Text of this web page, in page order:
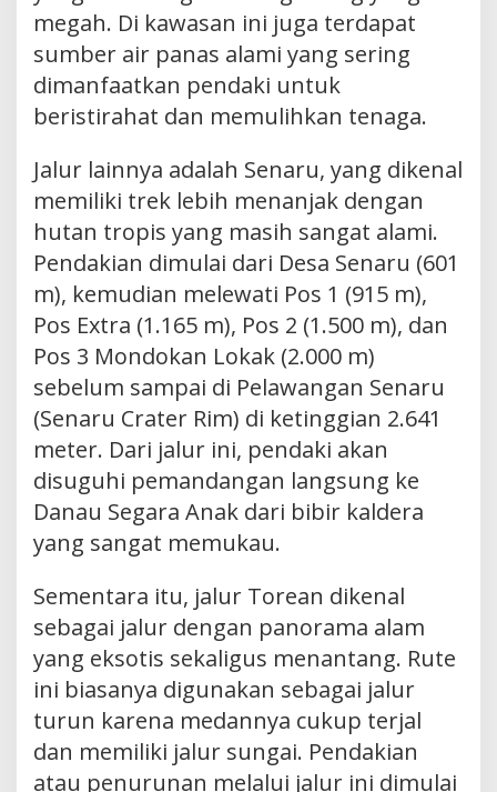
megah. Di kawasan ini juga terdapat
sumber air panas alami yang sering
dimanfaatkan pendaki untuk
beristirahat dan memulihkan tenaga.
Jalur lainnya adalah Senaru, yang dikenal
memiliki trek lebih menanjak dengan
hutan tropis yang masih sangat alami.
Pendakian dimulai dari Desa Senaru (601
m), kemudian melewati Pos 1 (915 m),
Pos Extra (1.165 m), Pos 2 (1.500 m), dan
Pos 3 Mondokan Lokak (2.000 m)
sebelum sampai di Pelawangan Senaru
(Senaru Crater Rim) di ketinggian 2.641
meter. Dari jalur ini, pendaki akan
disuguhi pemandangan langsung ke
Danau Segara Anak dari bibir kaldera
yang sangat memukau.
Sementara itu, jalur Torean dikenal
sebagai jalur dengan panorama alam
yang eksotis sekaligus menantang. Rute
ini biasanya digunakan sebagai jalur
turun karena medannya cukup terjal
dan memiliki jalur sungai. Pendakian
atau penurunan melalui jalur ini dimulai